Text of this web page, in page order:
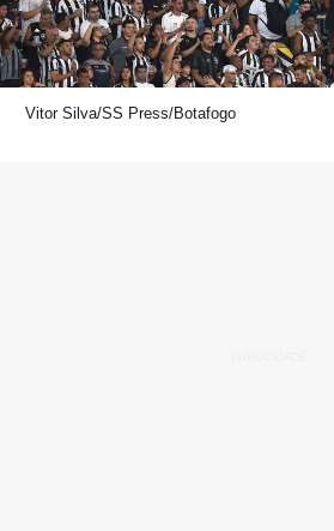
Vitor Silva/SS Press/Botafogo